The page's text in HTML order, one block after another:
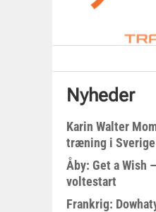
Nyheder
Karin Walter
træning i Sverige
Åby: Get a Wish
voltestart
Frankrig: